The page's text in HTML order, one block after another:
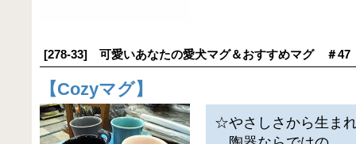
[278-33] 可愛いあなたの愛犬マグ＆おすすめマグ ＃47
【Cozyマグ】
☆やさしさから生ま